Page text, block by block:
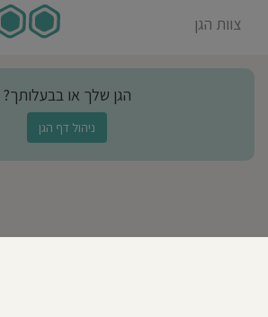
צוות הגן
הגן שלך או בבעלותך?
ניהול דף הגן